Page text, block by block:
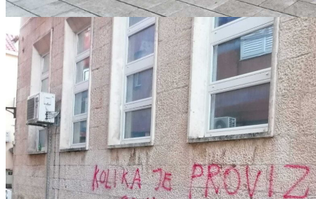
IMG-20221217-WA0000